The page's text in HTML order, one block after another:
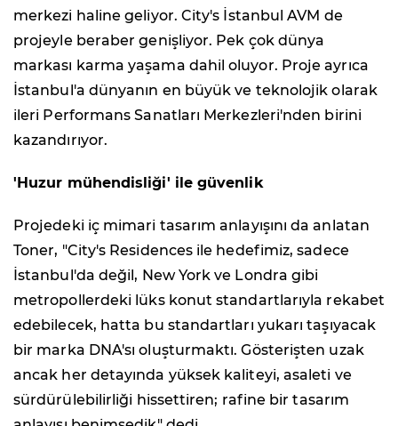
merkezi haline geliyor. City's İstanbul AVM de
projeyle beraber genişliyor. Pek çok dünya
markası karma yaşama dahil oluyor. Proje ayrıca
İstanbul'a dünyanın en büyük ve teknolojik olarak
ileri Performans Sanatları Merkezleri'nden birini
kazandırıyor.
'Huzur mühendisliği' ile güvenlik
Projedeki iç mimari tasarım anlayışını da anlatan
Toner, "City's Residences ile hedefimiz, sadece
İstanbul'da değil, New York ve Londra gibi
metropollerdeki lüks konut standartlarıyla rekabet
edebilecek, hatta bu standartları yukarı taşıyacak
bir marka DNA'sı oluşturmaktı. Gösterişten uzak
ancak her detayında yüksek kaliteyi, asaleti ve
sürdürülebilirliği hissettiren; rafine bir tasarım